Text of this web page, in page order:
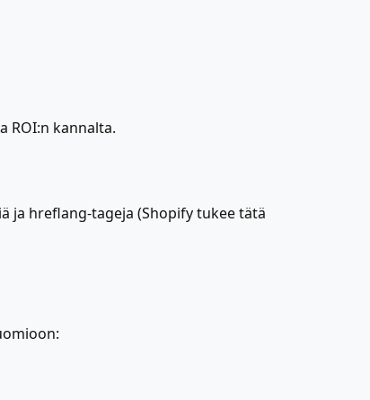
ROI:n kannalta.
ja hreflang-tageja (Shopify tukee tätä